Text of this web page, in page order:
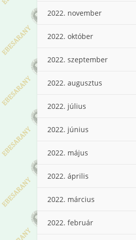
2022. november
2022. október
2022. szeptember
2022. augusztus
2022. július
2022. június
2022. május
2022. április
2022. március
2022. február